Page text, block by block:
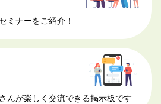
ミナーをご紹介！
んが楽しく交流できる掲示板です